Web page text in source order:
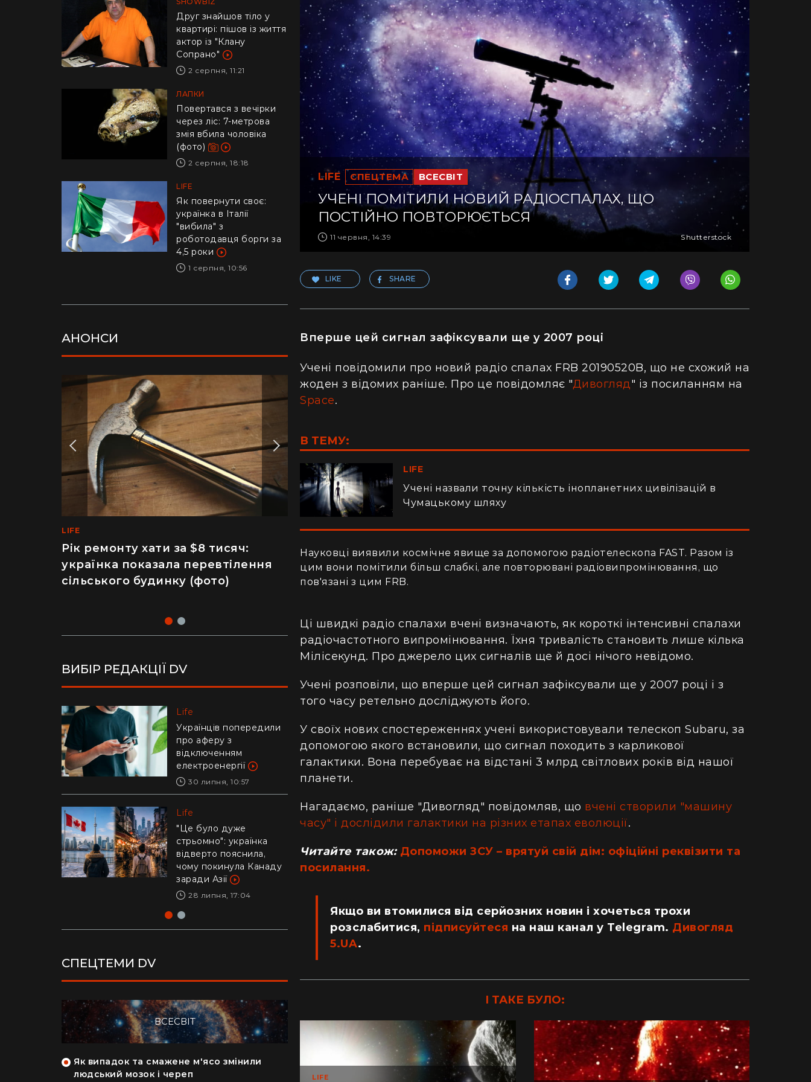
Друг знайшов тіло у
квартирі: пішов із життя
актор із "Клану
Сопрано"
2 серпня, 11:21
ЛАПКИ
Повертався з вечірки
через ліс: 7-метрова
змія вбила чоловіка
(фото)
2 серпня, 18:18
LIFE
​Як повернути своє:
українка в Італії
"вибила" з
роботодавця борги за
4,5 роки
1 серпня, 10:56
АНОНСИ
LIFE
Рік ремонту хати за $8 тисяч:
українка показала перевтілення
сільського будинку (фото)
MEDINFO
Майже 2 тисячі отруєнь через
салат – як відвідування
популярного ресторану призвело
ВИБІР РЕДАКЦІЇ DV
Life
Українців попередили
про аферу з
відключенням
електроенергії
30 липня, 10:57
Life
"Це було дуже
стрьомно": українка
відверто пояснила,
чому покинула Канаду
заради Азії
28 липня, 17:04
Life
Ледь втримали на
руках: у Дніпрі рибалки
витягли з річки
гігантського коропа
(відео)
28 липня, 17:47
Life
Драматичне відео із
Каліфорнії: 16-річний
ризикнув життям
заради дитини –
реакція Трампа
ВСЕСВІТ
Як випадок та смажене м'ясо змінили
ПОДОРОЖІ
"Я відчув, як трясеться земля": перед
ДІМ
"Жодну рослину не посаджу": як кияни
LIFE СПЕЦТЕМА ВСЕСВІТ
УЧЕНІ ПОМІТИЛИ НОВИЙ РАДІОСПАЛАХ, ЩО
ПОСТІЙНО ПОВТОРЮЄТЬСЯ
11 червня, 14:39 Shutterstock
LIKE SHARE
Вперше цей сигнал зафіксували ще у 2007 році
Учені повідомили про новий радіо спалах FRB 20190520B, що не схожий на
жоден з відомих раніше. Про це повідомляє "Дивогляд" із посиланням на
Space.
В ТЕМУ:
LIFE
Учені назвали точну кількість інопланетних цивілізацій в
Чумацькому шляху
Науковці виявили космічне явище за допомогою радіотелескопа FAST. Разом із
цим вони помітили більш слабкі, але повторювані радіовипромінювання, що
пов'язані з цим FRB.
Ці швидкі радіо спалахи вчені визначають, як короткі інтенсивні спалахи
радіочастотного випромінювання. Їхня тривалість становить лише кілька
Мілісекунд. Про джерело цих сигналів ще й досі нічого невідомо.
Учені розповіли, що вперше цей сигнал зафіксували ще у 2007 році і з
того часу ретельно досліджують його.
У своїх нових спостереженнях учені використовували телескоп Subaru, за
допомогою якого встановили, що сигнал походить з карликової
галактики. Вона перебуває на відстані 3 млрд світлових років від нашої
планети.
Нагадаємо, раніше "Дивогляд" повідомляв, що вчені створили "машину
часу" і дослідили галактики на різних етапах еволюції.
Читайте також: Допоможи ЗСУ – врятуй свій дім: офіційні реквізити та
посилання.
Якщо ви втомилися від серйозних новин і хочеться трохи
розслабитися, підписуйтеся на наш канал у Telegram. Дивогляд
5.UA.
І ТАКЕ БУЛО:
LIFE